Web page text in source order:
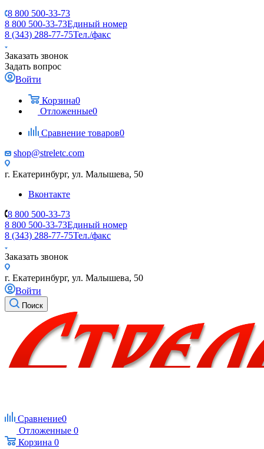
8 800 500-33-73
8 800 500-33-73Единый номер
8 (343) 288-77-75Тел./факс
Заказать звонок
Задать вопрос
Войти
Корзина0
Отложенные0
Сравнение товаров0
shop@streletc.com
г. Екатеринбург, ул. Малышева, 50
Вконтакте
8 800 500-33-73
8 800 500-33-73Единый номер
8 (343) 288-77-75Тел./факс
Заказать звонок
г. Екатеринбург, ул. Малышева, 50
Войти
Поиск
Сравнение0
Отложенные 0
Корзина 0